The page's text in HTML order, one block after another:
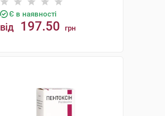
Є в наявності
від 197.50 грн